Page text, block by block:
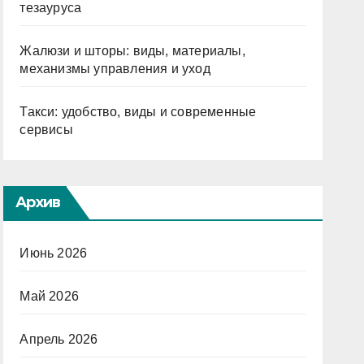
тезауруса
Жалюзи и шторы: виды, материалы,
механизмы управления и уход
Такси: удобство, виды и современные
сервисы
Архив
Июнь 2026
Май 2026
Апрель 2026